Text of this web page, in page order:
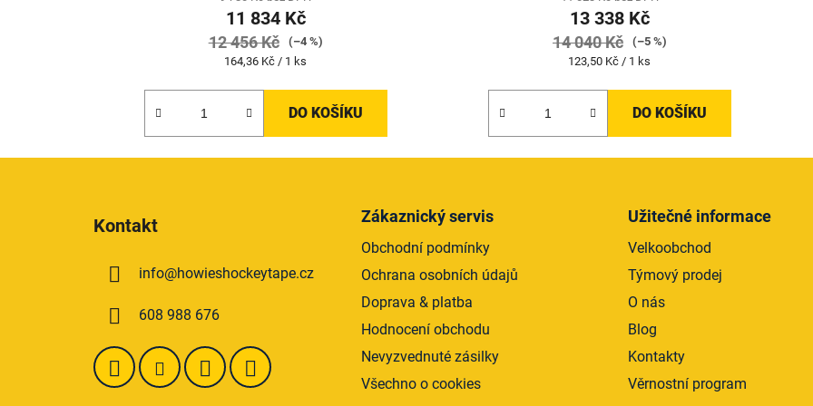
11 834 Kč
12 456 Kč
(–4 %)
Měrná
164,36 Kč / 1 ks
DO KOŠÍKU
13 338 Kč
14 040 Kč
(–5 %)
Měrná
123,50 Kč / 1 ks
DO KOŠÍKU
Kontakt
info@howieshockeytape.cz
608 988 676
Zákaznický servis
Obchodní podmínky
Ochrana osobních údajů
Doprava & platba
Hodnocení obchodu
Nevyzvednuté zásilky
Všechno o cookies
Užitečné informace
Velkoobchod
Týmový prodej
O nás
Blog
Kontakty
Věrnostní program